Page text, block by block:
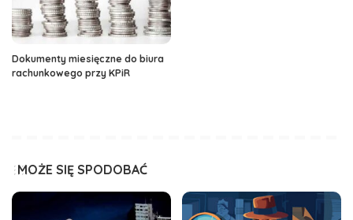
Dokumenty miesięczne do biura
rachunkowego przy KPiR
MOŻE SIĘ SPODOBAĆ